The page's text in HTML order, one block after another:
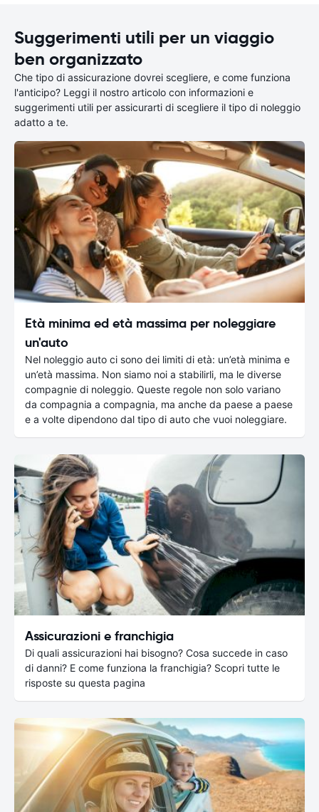
Suggerimenti utili per un viaggio
ben organizzato
Che tipo di assicurazione dovrei scegliere, e come funziona
l'anticipo? Leggi il nostro articolo con informazioni e
suggerimenti utili per assicurarti di scegliere il tipo di noleggio
adatto a te.
Età minima ed età massima per noleggiare
un'auto
Nel noleggio auto ci sono dei limiti di età: un’età minima e
un’età massima. Non siamo noi a stabilirli, ma le diverse
compagnie di noleggio. Queste regole non solo variano
da compagnia a compagnia, ma anche da paese a paese
e a volte dipendono dal tipo di auto che vuoi noleggiare.
Assicurazioni e franchigia
Di quali assicurazioni hai bisogno? Cosa succede in caso
di danni? E come funziona la franchigia? Scopri tutte le
risposte su questa pagina